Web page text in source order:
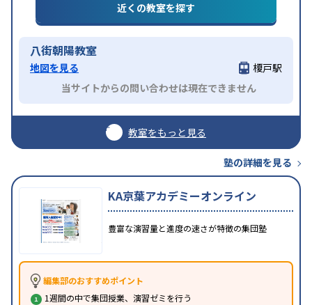
近くの教室を探す
八街朝陽教室
地図を見る
榎戸駅
当サイトからの問い合わせは現在できません
教室をもっと見る
塾の詳細を見る
KA京葉アカデミーオンライン
豊富な演習量と進度の速さが特徴の集団塾
編集部のおすすめポイント
1週間の中で集団授業、演習ゼミを行う